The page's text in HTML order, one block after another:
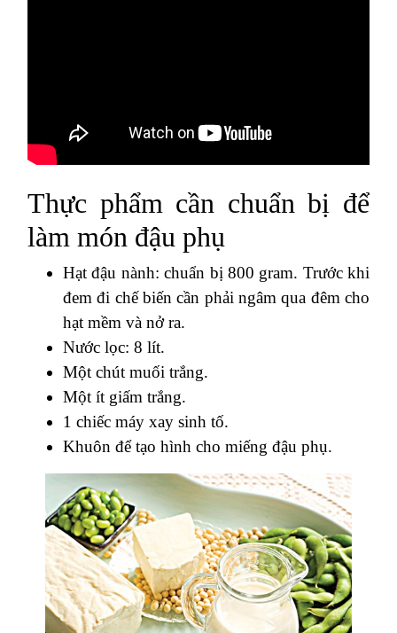
Thực phẩm cần chuẩn bị để
làm món đậu phụ
Hạt đậu nành: chuẩn bị 800 gram. Trước khi
đem đi chế biến cần phải ngâm qua đêm cho
hạt mềm và nở ra.
Nước lọc: 8 lít.
Một chút muối trắng.
Một ít giấm trắng.
1 chiếc máy xay sinh tố.
Khuôn để tạo hình cho miếng đậu phụ.